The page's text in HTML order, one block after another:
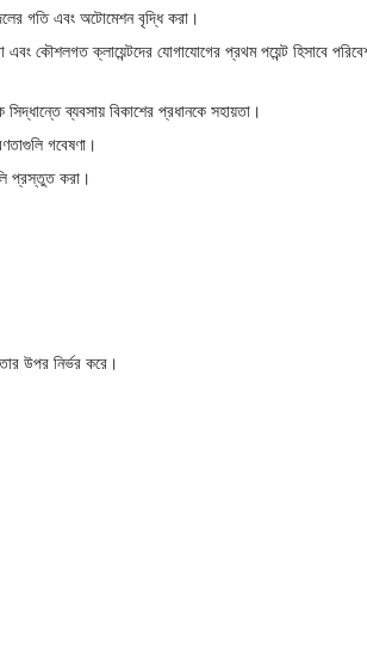
গতি এবং অটোমেশন বৃদ্ধি করা।
কৌশলগত ক্লায়েন্টদের যোগাযোগের প্রথম পয়েন্ট হিসাবে
ব্যবসায় বিকাশের প্রধানকে সহায়তা।
গবেষণা।
প্রস্তুত করা।
উপর নির্ভর করে।